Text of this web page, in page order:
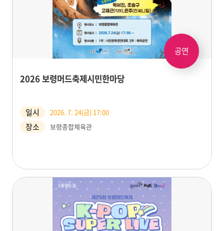
공연
2026 보령머드축제시민한마당
일시 2026. 7. 24(금) 17:00
장소 보령종합체육관